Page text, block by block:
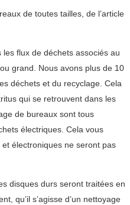
de toutes tailles, de l’article
flux de déchets associés au
grand. Nous avons plus de 10
déchets et du recyclage. Cela
qui se retrouvent dans les
de bureaux sont tous
électriques. Cela vous
électroniques ne seront pas
disques durs seront traitées en
qu’il s’agisse d’un nettoyage